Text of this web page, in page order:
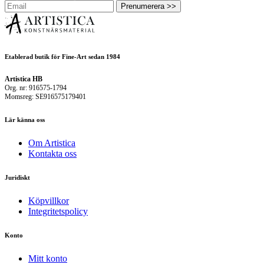
Prenumerera >>
Etablerad butik för Fine-Art sedan 1984
Artistica HB
Org. nr: 916575-1794
Momsreg: SE916575179401
Lär känna oss
Om Artistica
Kontakta oss
Juridiskt
Köpvillkor
Integritetspolicy
Konto
Mitt konto